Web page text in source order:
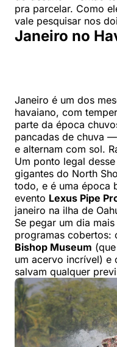
pra parcelar. Como
vale pesquisar nos
Janeiro no
Janeiro é um dos
havaiano, com
parte da época
pancadas de chuva
e alternam com sol.
Um ponto legal
gigantes do North
todo, e é uma época
evento Lexus Pipe
janeiro na ilha de
Se pegar um dia
programas cobertos:
Bishop Museum
um acervo incrível) e
salvam qualquer